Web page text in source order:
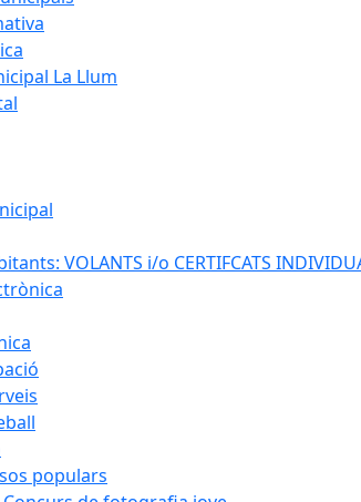
La Llum
VOLANTS i/o CERTIFCATS
populars